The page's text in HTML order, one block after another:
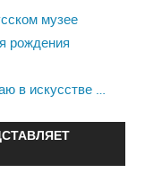
музее
рождения
в искусстве …